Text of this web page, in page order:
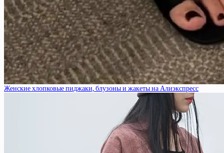
Женские хлопковые пиджаки, блузоны и жакеты на Алиэкспресс